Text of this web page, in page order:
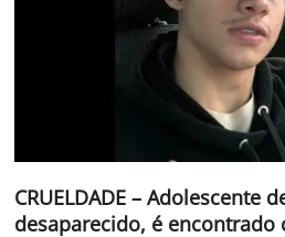
CRUELDADE – Adolescente
desaparecido, é encontrado